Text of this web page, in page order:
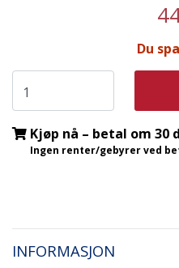
Du
Kjøp nå – betal om 30
Ingen renter/gebyrer ved
INFORMASJON